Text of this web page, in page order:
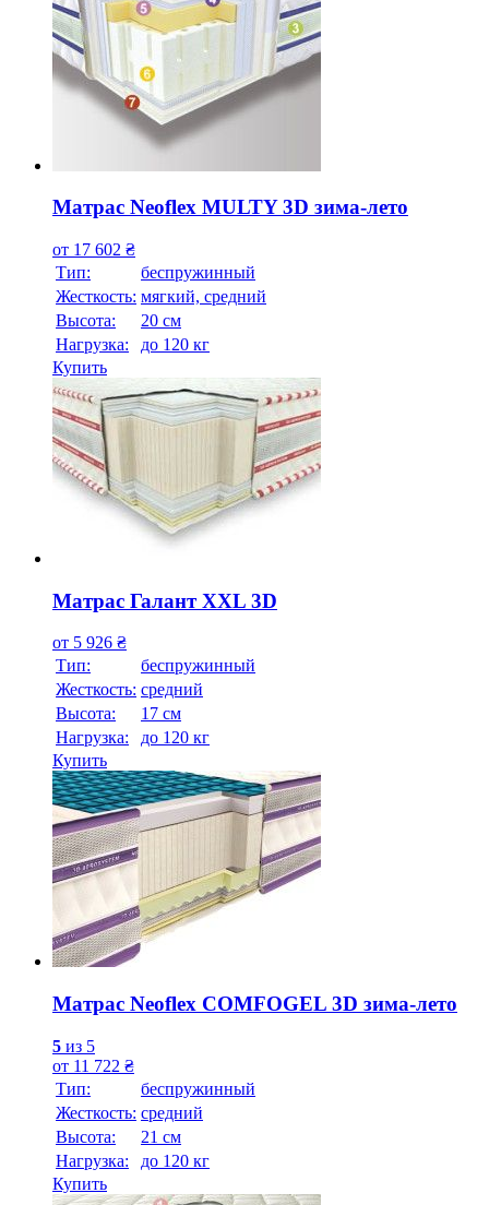
Матрас Neoflex MULTY 3D зима-лето
от 17 602 ₴
Тип:
беспружинный
Жесткость: мягкий, средний
Высотa:
20 см
Нагрузка:
до 120 кг
Купить
Матрас Галант XXL 3D
от 5 926 ₴
Тип:
беспружинный
Жесткость: средний
Высотa:
17 см
Нагрузка:
до 120 кг
Купить
Матрас Neoflex COMFOGEL 3D зима-лето
5 из 5
от 11 722 ₴
Тип:
беспружинный
Жесткость: средний
Высотa:
21 см
Нагрузка:
до 120 кг
Купить